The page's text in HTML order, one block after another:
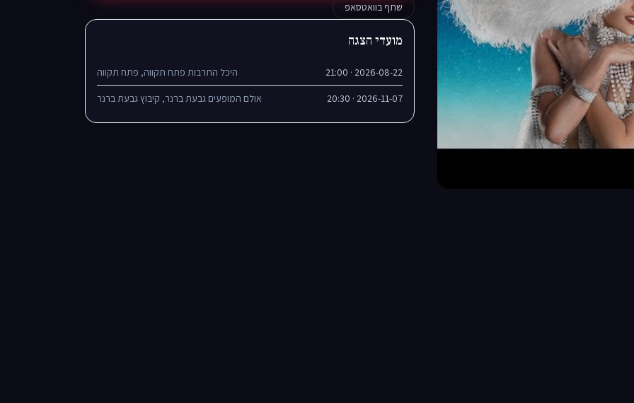
שתף בוואטסאפ
מועדי הצגה
2026-08-22 · 21:00 היכל התרבות פתח תקווה, פתח תקווה
2026-11-07 · 20:30 אולם המופעים גבעת ברנר, קיבוץ גבעת ברנר